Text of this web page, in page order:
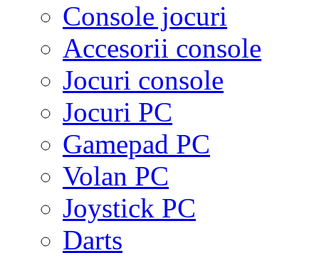
Console jocuri
Accesorii console
Jocuri console
Jocuri PC
Gamepad PC
Volan PC
Joystick PC
Darts